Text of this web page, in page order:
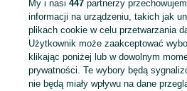
KATEGORIA
Mapa kategorii
My i nasi 447partnerzy
informacji na urządzeniu, takich jak
plikach cookie w celu przetwarzania
Użytkownik może zaakceptować
klikając poniżej lub w dowolnym
prywatności. Te wybory będą
nie będą miały wpływu na dane